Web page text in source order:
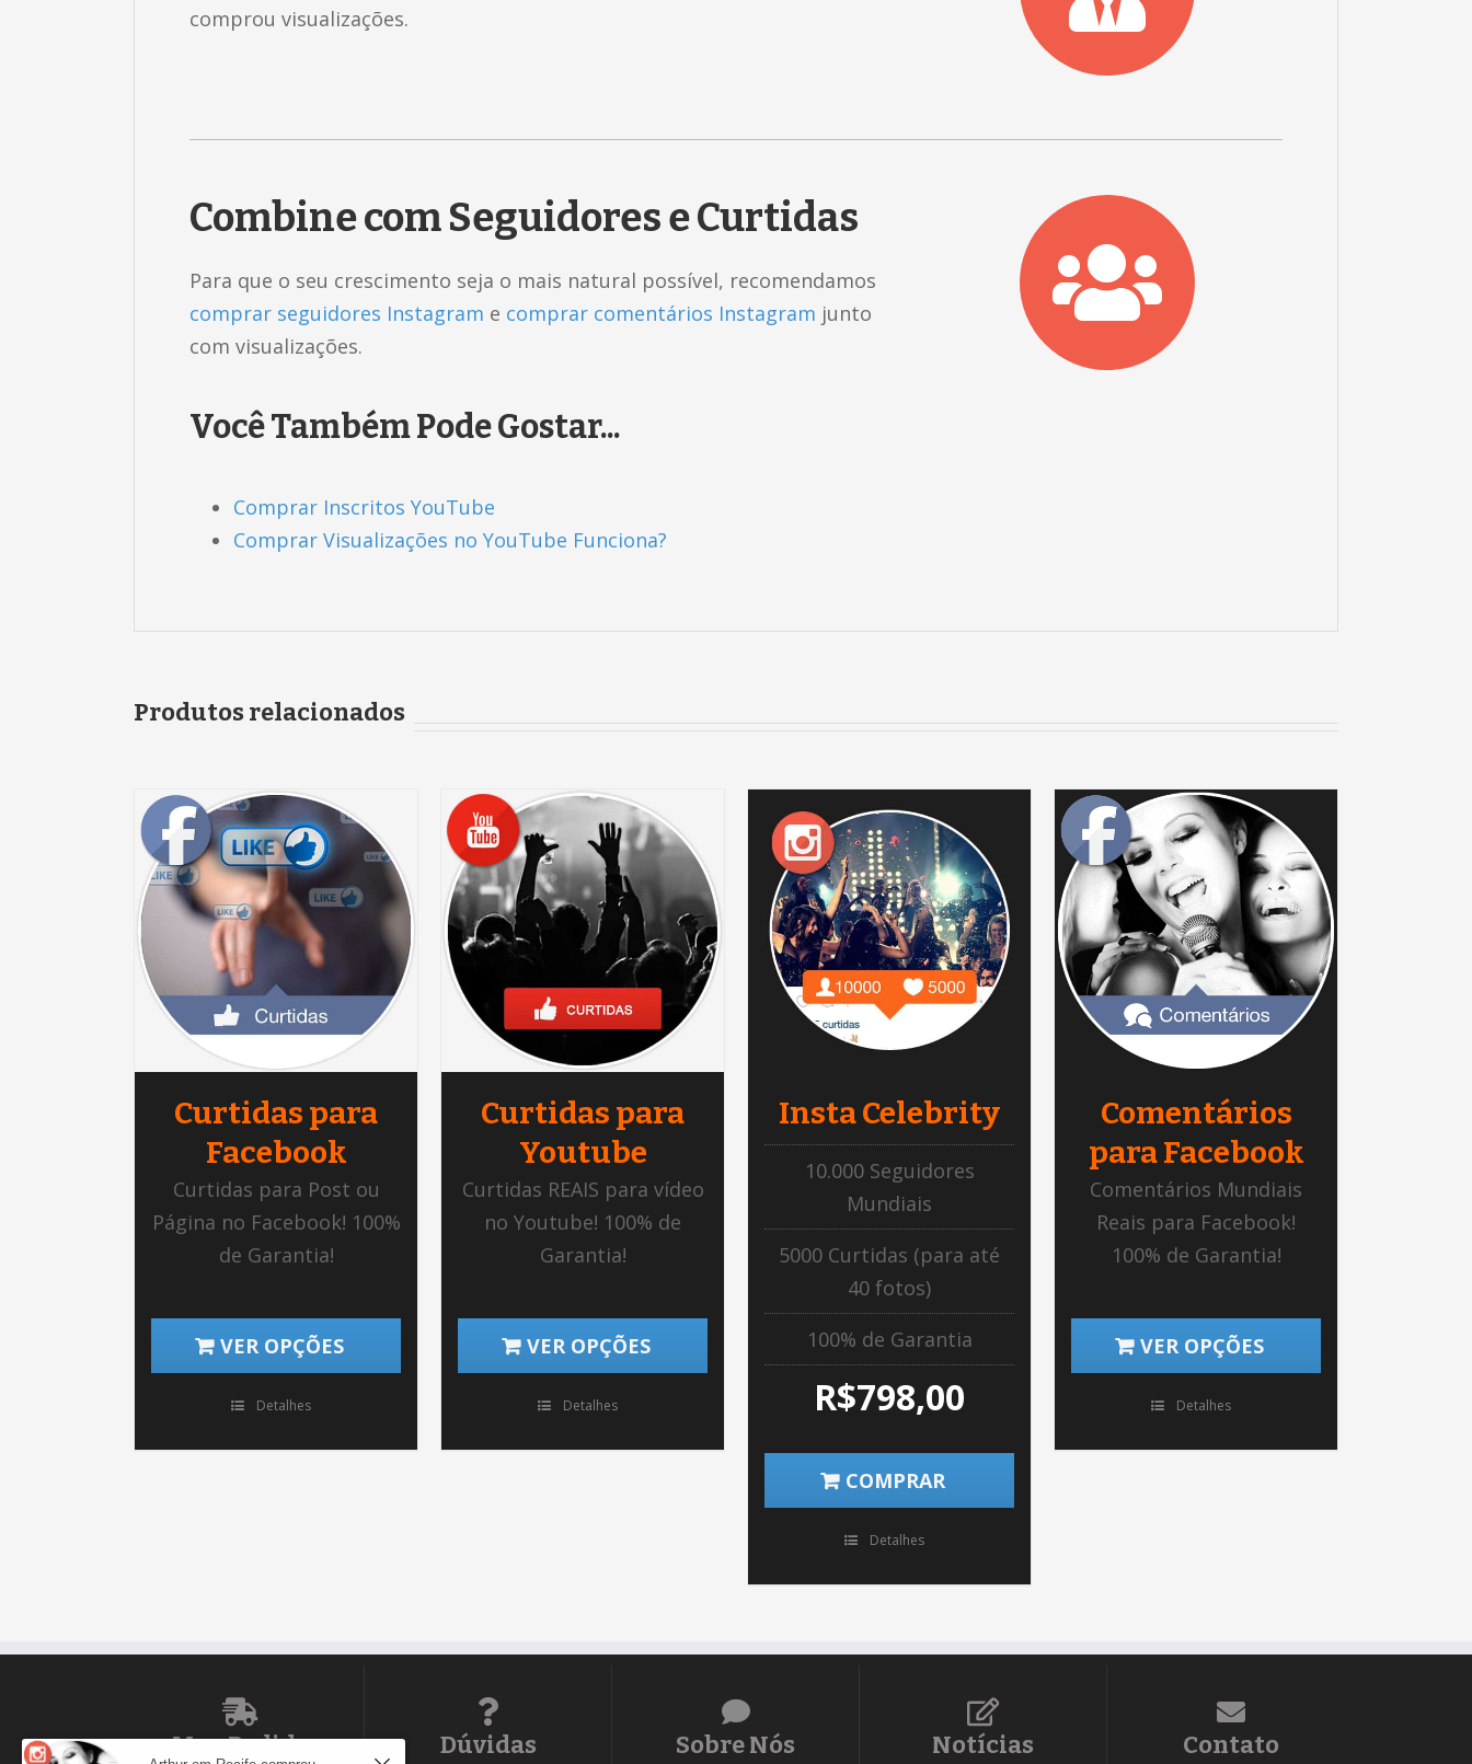
comprou visualizações.
Combine com Seguidores e Curtidas
Para que o seu crescimento seja o mais natural possível, recomendamos
comprar seguidores Instagram e comprar comentários Instagram junto
com visualizações.
Você Também Pode Gostar...
Comprar Inscritos YouTube
Comprar Visualizações no YouTube Funciona?
Produtos relacionados
Curtidas para
Facebook
Curtidas para Post ou
Página no Facebook! 100%
de Garantia!
VER OPÇÕES
Detalhes
Curtidas para
Youtube
Curtidas REAIS para vídeo
no Youtube! 100% de
Garantia!
VER OPÇÕES
Detalhes
Insta Celebrity
10.000 Seguidores
Mundiais
5000 Curtidas (para até
40 fotos)
100% de Garantia
R$798,00
COMPRAR
Detalhes
Comentários
para Facebook
Comentários Mundiais
Reais para Facebook!
100% de Garantia!
VER OPÇÕES
Detalhes
Meu Pedido Dúvidas Sobre Nós Notícias Contato